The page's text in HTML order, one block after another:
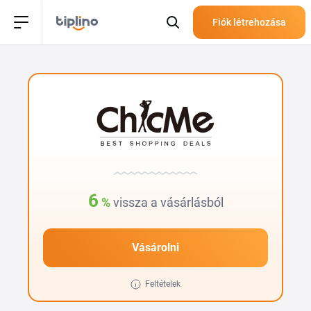
Fiók létrehozása
6 % vissza a vásárlásból
Vásárolni
Feltételek